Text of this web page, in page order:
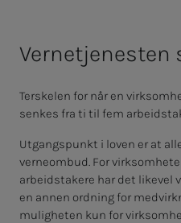
Vernetjenesten
Terskelen for når en
senkes fra ti til fem
Utgangspunkt i loven er at
verneombud. For
arbeidstakere har det likevel
en annen ordning for
muligheten kun for